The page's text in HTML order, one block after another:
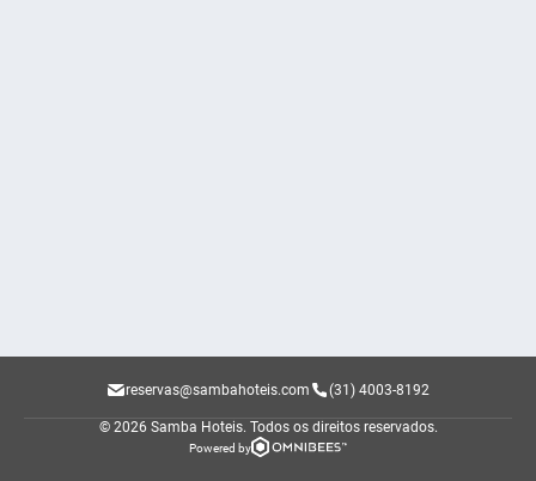
reservas@sambahoteis.com (31) 4003-8192
© 2026 Samba Hoteis. Todos os direitos reservados.
Powered by